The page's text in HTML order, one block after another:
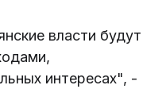
власти будут
интересах", -